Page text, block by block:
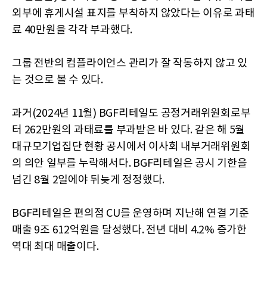
외부에 휴게시설 표지를 부착하지 않았다는 이유로 과태
료 40만원을 각각 부과했다.
그룹 전반의 컴플라이언스 관리가 잘 작동하지 않고 있
는 것으로 볼 수 있다.
과거(2024년 11월) BGF리테일도 공정거래위원회로부
터 262만원의 과태료를 부과받은 바 있다. 같은 해 5월
대규모기업집단 현황 공시에서 이사회 내부거래위원회
의 의안 일부를 누락해서다. BGF리테일은 공시 기한을
넘긴 8월 2일에야 뒤늦게 정정했다.
BGF리테일은 편의점 CU를 운영하며 지난해 연결 기준
매출 9조 612억원을 달성했다. 전년 대비 4.2% 증가한
역대 최대 매출이다.